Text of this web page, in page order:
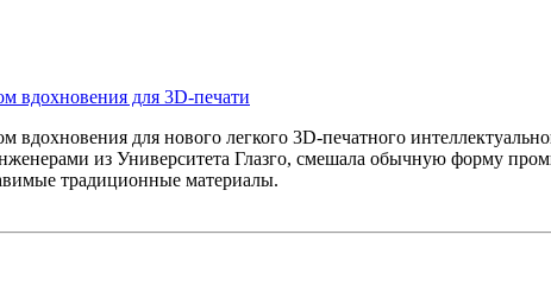
вдохновения для 3D-печати
для нового легкого 3D-печатного
из Университета Глазго, смешала обычную форму
традиционные материалы.